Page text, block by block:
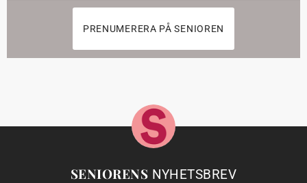
PRENUMERERA PÅ SENIOREN
SENIORENS NYHETSBREV